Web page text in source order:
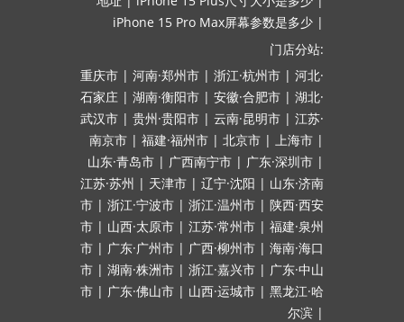
iPhone 15 Pro Max屏幕参数是多少 |
门店分站:
重庆市 | 河南·郑州市 | 浙江·杭州市 | 河北·
石家庄 | 湖南·衡阳市 | 安徽·合肥市 | 湖北·
武汉市 | 贵州·贵阳市 | 云南·昆明市 | 江苏·
南京市 | 福建·福州市 | 北京市 | 上海市 |
山东·青岛市 | 广西南宁市 | 广东·深圳市 |
江苏·苏州 | 天津市 | 辽宁·沈阳 | 山东·济南
市 | 浙江·宁波市 | 浙江·温州市 | 陕西·西安
市 | 山西·太原市 | 江苏·常州市 | 福建·泉州
市 | 广东·广州市 | 广西·柳州市 | 海南·海口
市 | 湖南·株洲市 | 浙江·嘉兴市 | 广东·中山
市 | 广东·佛山市 | 山西·运城市 | 黑龙江·哈
尔滨 |